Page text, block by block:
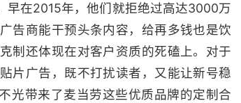
早在2015年，他们就拒绝过高达3000万
告商能干预头条内容，给再多钱也是饮
制还体现在对客户资质的死磕上。对于
片广告，既不打扰读者，又能让新号稳
光带来了麦当劳这些优质品牌的定制合